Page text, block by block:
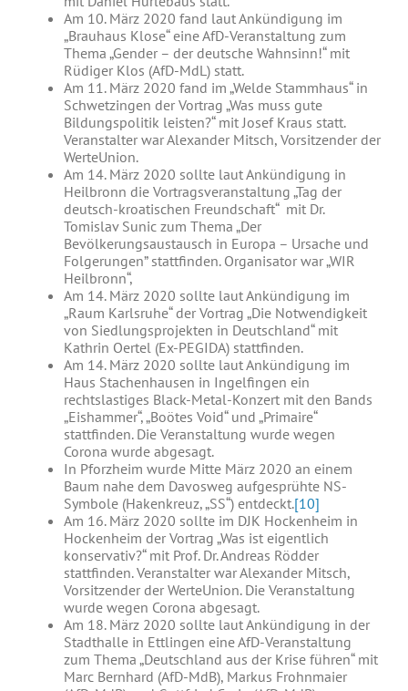
Am 10. März 2020 fand laut Ankündigung im
„Brauhaus Klose“ eine AfD-Veranstaltung zum
Thema „Gender – der deutsche Wahnsinn!“ mit
Rüdiger Klos (AfD-MdL) statt.
Am 11. März 2020 fand im „Welde Stammhaus“ in
Schwetzingen der Vortrag „Was muss gute
Bildungspolitik leisten?“ mit Josef Kraus statt.
Veranstalter war Alexander Mitsch, Vorsitzender der
WerteUnion.
Am 14. März 2020 sollte laut Ankündigung in
Heilbronn die Vortragsveranstaltung „Tag der
deutsch-kroatischen Freundschaft“ mit Dr.
Tomislav Sunic zum Thema „Der
Bevölkerungsaustausch in Europa – Ursache und
Folgerungen” stattfinden. Organisator war „WIR
Heilbronn“,
Am 14. März 2020 sollte laut Ankündigung im
„Raum Karlsruhe“ der Vortrag „Die Notwendigkeit
von Siedlungsprojekten in Deutschland“ mit
Kathrin Oertel (Ex-PEGIDA) stattfinden.
Am 14. März 2020 sollte laut Ankündigung im
Haus Stachenhausen in Ingelfingen ein
rechtslastiges Black-Metal-Konzert mit den Bands
„Eishammer“, „Boötes Void“ und „Primaire“
stattfinden. Die Veranstaltung wurde wegen
Corona wurde abgesagt.
In Pforzheim wurde Mitte März 2020 an einem
Baum nahe dem Davosweg aufgesprühte NS-
Symbole (Hakenkreuz, „SS“) entdeckt.[10]
Am 16. März 2020 sollte im DJK Hockenheim in
Hockenheim der Vortrag „Was ist eigentlich
konservativ?“ mit Prof. Dr. Andreas Rödder
stattfinden. Veranstalter war Alexander Mitsch,
Vorsitzender der WerteUnion. Die Veranstaltung
wurde wegen Corona abgesagt.
Am 18. März 2020 sollte laut Ankündigung in der
Stadthalle in Ettlingen eine AfD-Veranstaltung
zum Thema „Deutschland aus der Krise führen“ mit
Marc Bernhard (AfD-MdB), Markus Frohnmaier